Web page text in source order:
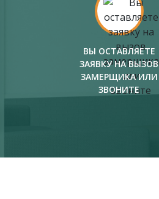
ВЫ ОСТАВЛЯЕТЕ
ЗАЯВКУ НА ВЫЗОВ
ЗАМЕРЩИКА ИЛИ
ЗВОНИТЕ